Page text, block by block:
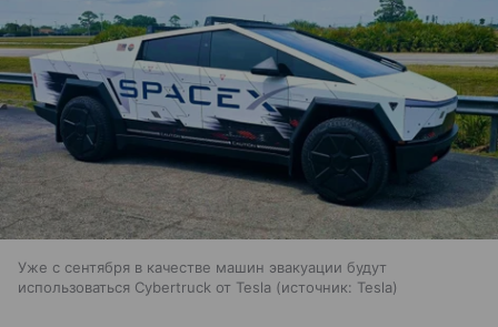
Уже с сентября в качестве машин эвакуации будут
использоваться Cybertruck от Tesla
источник: Tesla